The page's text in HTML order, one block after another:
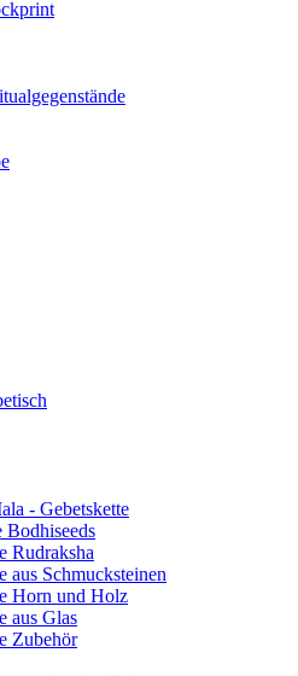
- Gebetskette
Bodhiseeds
Rudraksha
aus Schmucksteinen
Horn und Holz
aus Glas
Zubehör